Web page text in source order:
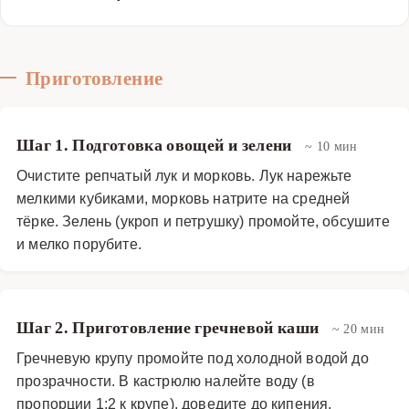
Приготовление
Шаг 1. Подготовка овощей и зелени ~ 10 мин
Очистите репчатый лук и морковь. Лук нарежьте
мелкими кубиками, морковь натрите на средней
тёрке. Зелень (укроп и петрушку) промойте, обсушите
и мелко порубите.
Шаг 2. Приготовление гречневой каши ~ 20 мин
Гречневую крупу промойте под холодной водой до
прозрачности. В кастрюлю налейте воду (в
пропорции 1:2 к крупе), доведите до кипения,